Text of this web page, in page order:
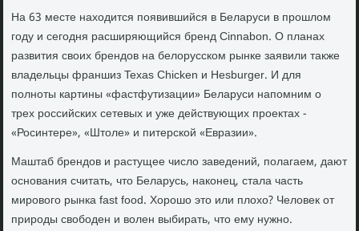
На 63 месте находится появившийся в Беларуси в прошлом
году и сегодня расширяющийся бренд Cinnabon. О планах
развития своих брендов на белорусском рынке заявили также
владельцы франшиз Texas Chicken и Hesburger. И для
полноты картины «фастфутизации» Беларуси напомним о
трех российских сетевых и уже действующих проектах -
«Росинтере», «Штоле» и питерской «Евразии».
Маштаб брендов и растущее число заведений, полагаем, дают
основания считать, что Беларусь, наконец, стала часть
мирового рынка fast food. Хорошо это или плохо? Человек от
природы свободен и волен выбирать, что ему нужно.